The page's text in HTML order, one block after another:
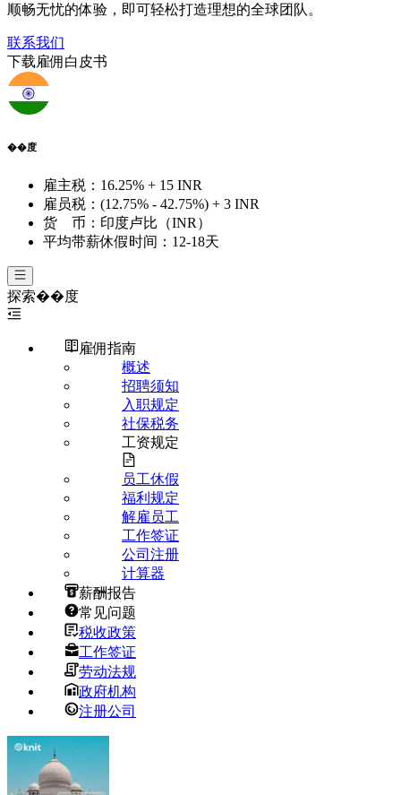
顺畅无忧的体验，即可轻松打造理想的全球团队。
联系我们
下载雇佣白皮书
��度
雇主税： 16.25% + 15 INR
雇员税： (12.75% - 42.75%) + 3 INR
货 币： 印度卢比（INR）
平均带薪休假时间： 12-18天
探索��度
雇佣指南
概述
招聘须知
入职规定
社保税务
工资规定
员工休假
福利规定
解雇员工
工作签证
公司注册
计算器
薪酬报告
常见问题
税收政策
工作签证
劳动法规
政府机构
注册公司